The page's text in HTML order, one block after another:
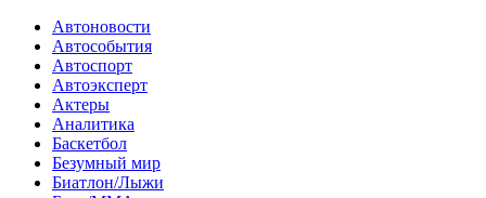
Автоновости
Автособытия
Автоспорт
Автоэксперт
Актеры
Аналитика
Баскетбол
Безумный мир
Биатлон/Лыжи